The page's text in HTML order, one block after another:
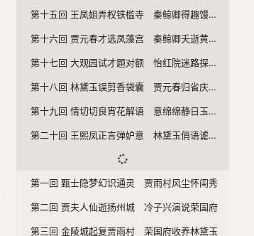
第十五回 王凤姐弄权铁槛寺 秦鲸卿得趣馒头庵
第十六回 贾元春才选凤藻宫 秦鲸卿夭逝黄泉路
第十七回 大观园试才题对额 怡红院迷路探曲折
第十八回 林黛玉误剪香袋囊 贾元春归省庆元宵
第十九回 情切切良宵花解语 意绵绵静日玉生香
第二十回 王熙凤正言弹妒意 林黛玉俏语谑娇音
第一回 甄士隐梦幻识通灵 贾雨村风尘怀闺秀
第二回 贾夫人仙逝扬州城 冷子兴演说荣国府
第三回 金陵城起复贾雨村 荣国府收养林黛玉